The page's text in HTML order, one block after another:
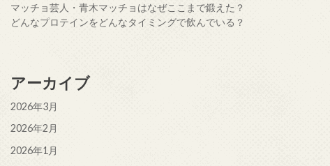
マッチョ芸人・青木マッチョはなぜここまで鍛えた？
どんなプロテインをどんなタイミングで飲んでいる？
アーカイブ
2026年3月
2026年2月
2026年1月